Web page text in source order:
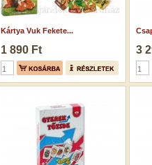
Kártya Vuk Fekete...
1 890 Ft 3